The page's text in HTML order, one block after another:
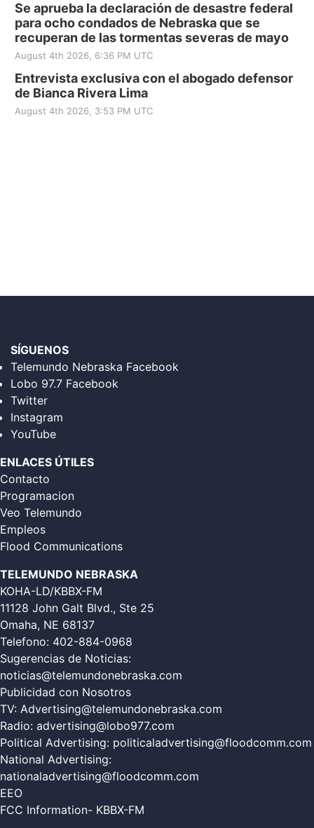
Se aprueba la declaración de desastre federal
para ocho condados de Nebraska que se
recuperan de las tormentas severas de mayo
August 4th 2026, 6:36 PM UTC
Entrevista exclusiva con el abogado defensor
de Bianca Rivera Lima
August 4th 2026, 3:53 PM UTC
SÍGUENOS
Telemundo Nebraska Facebook
Lobo 97.7 Facebook
Twitter
Instagram
YouTube
ENLACES ÚTILES
Contacto
Programacion
Veo Telemundo
Empleos
Flood Communications
TELEMUNDO NEBRASKA
KOHA-LD/KBBX-FM
11128 John Galt Blvd., Ste 25
Omaha, NE 68137
Telefono: 402-884-0968
Sugerencias de Noticias:
noticias@telemundonebraska.com
Publicidad con Nosotros
TV: Advertising@telemundonebraska.com
Radio: advertising@lobo977.com
Political Advertising: politicaladvertising@floodcomm.com
National Advertising:
nationaladvertising@floodcomm.com
EEO
FCC Information- KBBX-FM